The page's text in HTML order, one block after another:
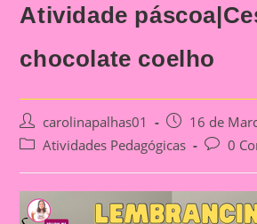
Atividade
chocolate coelho
Post
author:
carolinapalhas01
Post
published:
16 de
PostAtividades Pedagógicas
Post0